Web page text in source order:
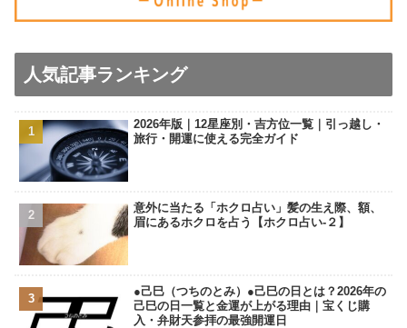
人気記事ランキング
2026年版｜12星座別・吉方位一覧｜引っ越し・
旅行・開運に使える完全ガイド
意外に当たる「ホクロ占い」髪の生え際、額、
眉にあるホクロを占う【ホクロ占い‐２】
●己巳（つちのとみ）●己巳の日とは？2026年の
己巳の日一覧と金運が上がる理由｜宝くじ購
入・弁財天参拝の最強開運日